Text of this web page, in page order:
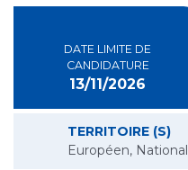
DATE LIMITE DE
CANDIDATURE
13/11/2026
TERRITOIRE (S)
Européen, National